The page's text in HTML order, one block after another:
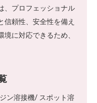
、プロフェッショナル
信頼性、安全性を備え
に対応できるため、
ン溶接機/ スポット溶